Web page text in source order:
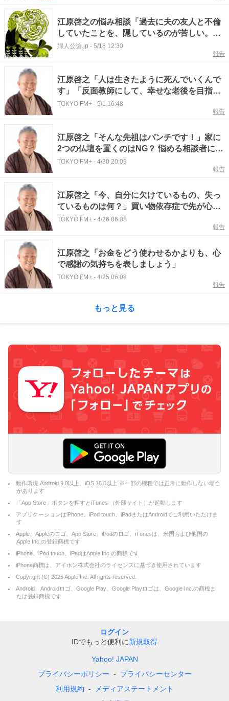
江原啓之の悩み相談「過去に夫の友人と不倫
していたことを、隠しているのが苦しい。夫
に告白すべき？」どちらが夫のためを思った
婦人公論.jp - 5/18 12:30
報告
江原啓之「人は生きたように死んでいくんで
す」「反面教師にして、幸せな老後を目指し
て」確執のある親を看取る相談者へ送ったア
TOKYO FM+ - 5/1 16:48
報告
江原啓之「そんな先祖はパンチです！」家に
2つの仏壇を置くのはNG？ 悩める相談者に贈
った“本質的”な答え
TOKYO FM+ - 4/30 20:09
報告
江原啓之「今、自分に欠けているもの、失っ
ているものは何？」買い物依存症で先が心
配…悩む相談者に助言
TOKYO FM+ - 4/26 06:08
報告
江原啓之「お金をどう使わせるかよりも、心
で感謝の気持ちを表しましょう」
TOKYO FM+ - 4/25 06:08
報告
もっと見る
動作環境 Android 9.0以上、iOS 16.0以上 ※一部の機種では正常に動作しない場合
があります
「App Store」ボタンを押すとiTunes （外部サイト）が起動します
アプリケーションはiPhone、iPod touch、iPadまたはAndroidでご利用いただけま
す
Apple、Appleのロゴ、App Store、iPodのロゴ、iTunesは、米国および他国の
Apple Inc.の登録商標です
iPhone、iPod touch、iPadはApple Inc.の商標です
iPhone商標は、アイホン株式会社のライセンスに基づき使用されています
Copyright (C) 2026Apple Inc. All rights reserved.
Android、Androidロゴ、Google Play、Google Playロゴは、Google Inc.の商標ま
たは登録商標です
ログイン
IDでもっと便利に新規取得
Yahoo! JAPAN
プライバシーポリシー
プライバシーセンター
利用規約
メディアステートメント